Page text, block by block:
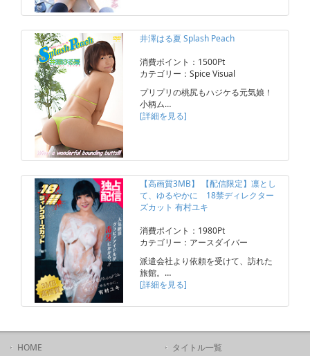
井澤はる夏 Splash Peach
消費ポイント：1500Pt
カテゴリー：Spice Visual
プリプリの桃尻もハジケる元気娘！
小柄ム…
[詳細を見る]
【高画質3MB】 【配信限定】凛とし
て、ゆるやかに 18禁ディレクター
ズカット 有村ユキ
消費ポイント：1980Pt
カテゴリー：アースダイバー
派遣会社より依頼を受けて、訪れた
旅館。…
[詳細を見る]
HOME
タイトル一覧